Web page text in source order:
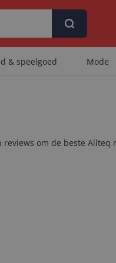
& speelgoed Mode
om de beste